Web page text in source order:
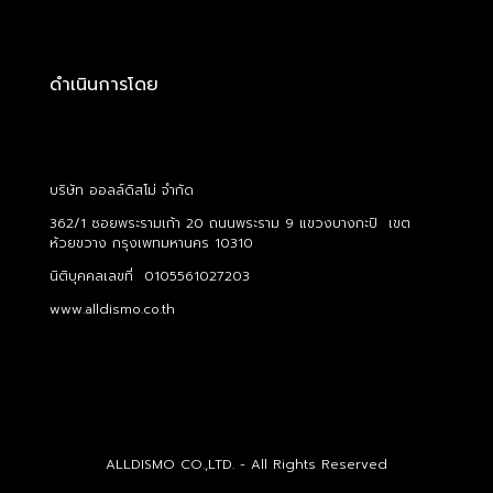
ดำเนินการโดย
บริษัท ออลล์ดิสโม่ จำกัด
362/1 ซอยพระรามเก้า 20 ถนนพระราม 9 แขวงบางกะปิ เขต
ห้วยขวาง กรุงเพทมหานคร 10310
นิติบุคคลเลขที่ 0105561027203
www.alldismo.co.th
ALLDISMO CO.,LTD. - All Rights Reserved